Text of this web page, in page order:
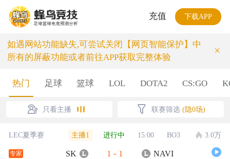
充值 下载APP
如遇网站功能缺失,可尝试关闭【网页智能保护】中
所有的屏蔽功能或者前往APP获取完整体验
×
热门 足球 篮球 LOL DOTA2 CS:GO
只看主播 联赛筛选 (隐0场)
LEC夏季赛 主播1 进行中 15:00 BO3 3.0万
专家 SK 1 - 1 NAVI